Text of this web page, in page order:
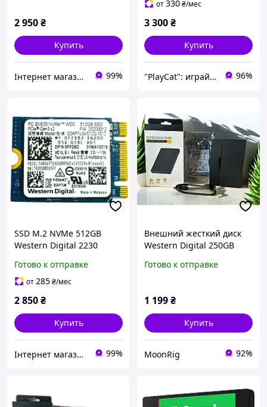
2 950₴
Купить
Інтернет магазин "KSEON" 99%
от330₴/мес
3 300₴
Купить
"PlayCat": играй на максимум! 96%
SSD M.2 NVMe 512GB
Western Digital 2230
Готово к отправке
от285₴/мес
2 850₴
Купить
Інтернет магазин "KSEON" 99%
Внешний жесткий диск
Western Digital 250GB
кейсе, портативный HDD
Готово к отправке
1 199₴
Купить
MoonRig 92%